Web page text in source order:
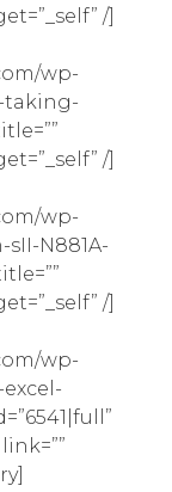
/]
wp-
taking-
/]
wp-
N881A-
/]
wp-